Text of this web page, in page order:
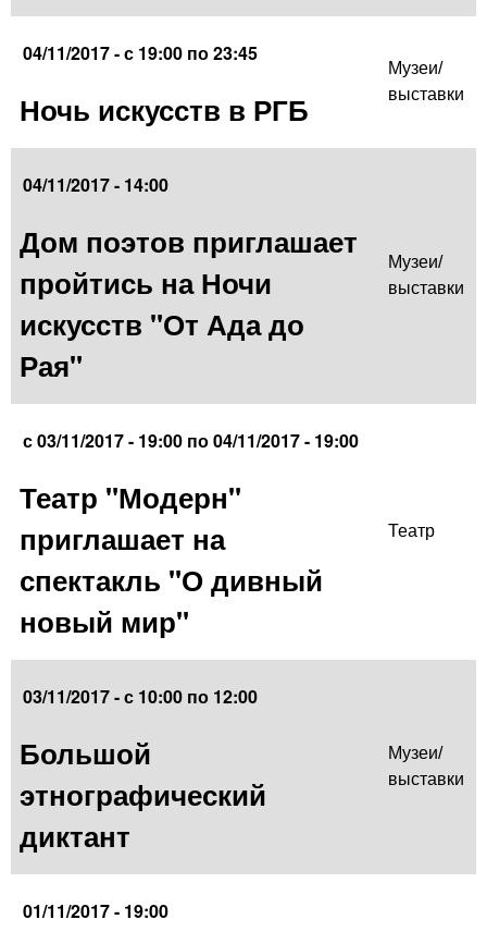
04/11/2017 -с 19:00 по23:45
Ночь искусств в РГБ
Музеи/
выставки
04/11/2017 - 14:00
Дом поэтов приглашает
пройтись на Ночи
искусств "От Ада до
Рая"
Музеи/
выставки
с03/11/2017 - 19:00 по04/11/2017 - 19:00
Театр "Модерн"
приглашает на
спектакль "О дивный
новый мир"
Театр
03/11/2017 -с 10:00 по 12:00
Большой
этнографический
диктант
Музеи/
выставки
01/11/2017 - 19:00